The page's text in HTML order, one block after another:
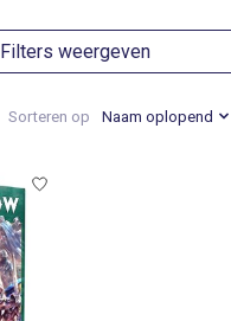
Filters weergeven
Sorteren op Naam oplopend